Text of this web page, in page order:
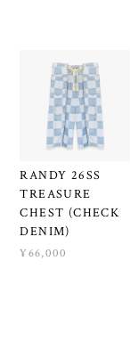
RANDY 26SS
TREASURE
CHEST (CHECK
DENIM)
¥66,000